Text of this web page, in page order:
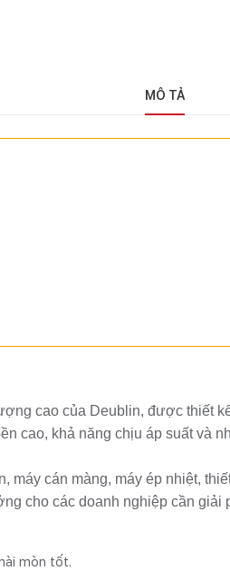
MÔ TẢ
cao của Deublin, được thiết
cao, khả năng chịu áp suất và
cán màng, máy ép nhiệt,
cho các doanh nghiệp cần giải
mòn tốt.